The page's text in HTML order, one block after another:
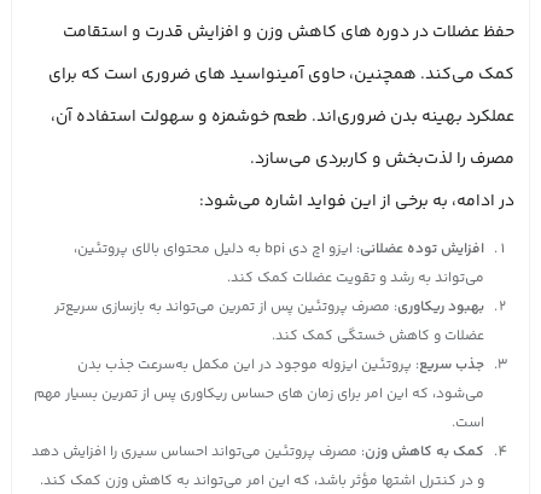
حفظ عضلات در دوره‌ های کاهش وزن و افزایش قدرت و استقامت
کمک می‌کند. همچنین، حاوی آمینواسید های ضروری است که برای
عملکرد بهینه بدن ضروری‌اند. طعم خوشمزه و سهولت استفاده آن،
مصرف را لذت‌بخش و کاربردی می‌سازد.
در ادامه، به برخی از این فواید اشاره می‌شود:
افزایش توده عضلانی
: ایزو اچ دی bpi به دلیل محتوای بالای پروتئین،
می‌تواند به رشد و تقویت عضلات کمک کند.
بهبود ریکاوری: مصرف پروتئین پس از تمرین می‌تواند به بازسازی سریع‌تر
عضلات و کاهش خستگی کمک کند.
جذب سریع: پروتئین ایزوله موجود در این مکمل به‌سرعت جذب بدن
می‌شود، که این امر برای زمان‌ های حساس ریکاوری پس از تمرین بسیار مهم
است.
کمک به کاهش وزن: مصرف پروتئین می‌تواند احساس سیری را افزایش دهد
و در کنترل اشتها مؤثر باشد، که این امر می‌تواند به کاهش وزن کمک کند.